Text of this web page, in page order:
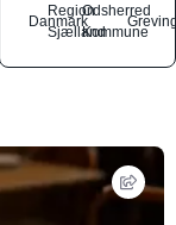
Danmark
Region
Sjælland
Odsherred
Kommune